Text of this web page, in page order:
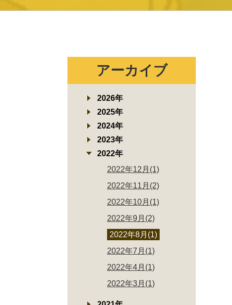
アーカイブ
2026年
2025年
2024年
2023年
2022年
2022年12月(1)
2022年11月(2)
2022年10月(1)
2022年9月(2)
2022年8月(1)
2022年7月(1)
2022年4月(1)
2022年3月(1)